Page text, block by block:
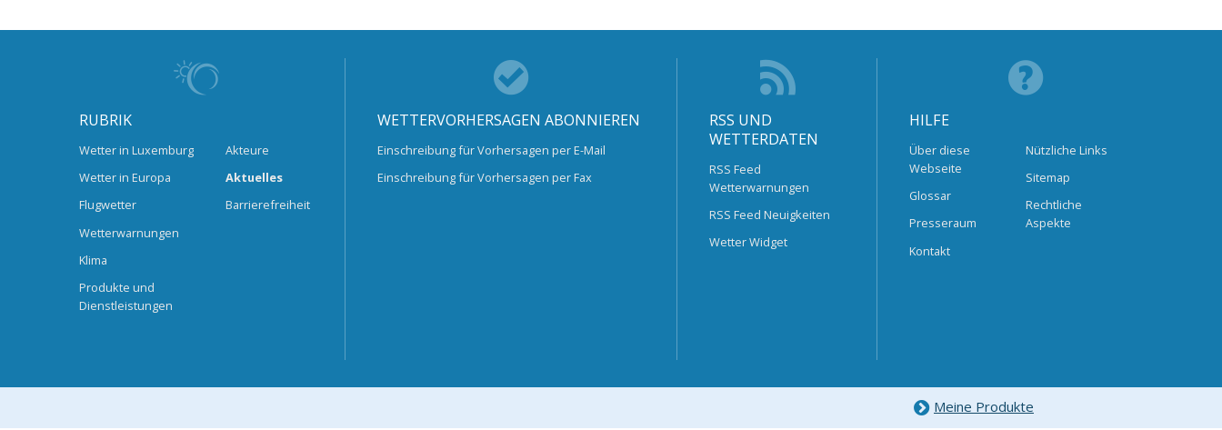
RUBRIK
Wetter in Luxemburg
Wetter in Europa
Flugwetter
Wetterwarnungen
Klima
Produkte und
Dienstleistungen
Akteure
Aktuelles
Barrierefreiheit
WETTERVORHERSAGEN ABONNIEREN
Einschreibung für Vorhersagen per E-Mail
Einschreibung für Vorhersagen per Fax
RSS UND
WETTERDATEN
RSS Feed
Wetterwarnungen
RSS Feed Neuigkeiten
Wetter Widget
HILFE
Über diese
Webseite
Glossar
Presseraum
Kontakt
Nützliche Links
Sitemap
Rechtliche
Aspekte
Meine Produkte